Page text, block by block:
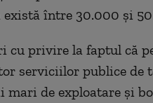
există între 30.000 și
privire la faptul că
serviciilorpublice de
mari de exploatare și